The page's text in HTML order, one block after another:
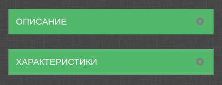
ОПИСАНИЕ
ХАРАКТЕРИСТИКИ